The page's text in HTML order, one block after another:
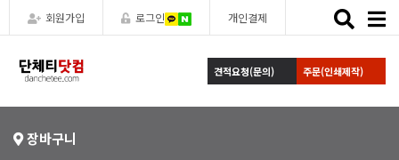
회원가입 로그인 개인결제
Toggle
견적요청(문의) 주문(인쇄제작)
장바구니